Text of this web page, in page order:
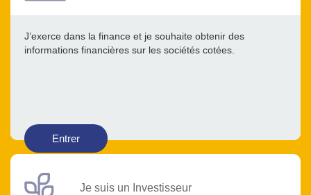
J’exerce dans la finance et je souhaite obtenir des
informations financières sur les sociétés cotées.
Entrer
Je suis un Investisseur